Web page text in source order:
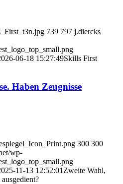
739 797 j.diercks
06-18 15:27:49Skills First
Haben Zeugnisse
300 300
wp-
11-13 12:52:01 Zweite Wahl,